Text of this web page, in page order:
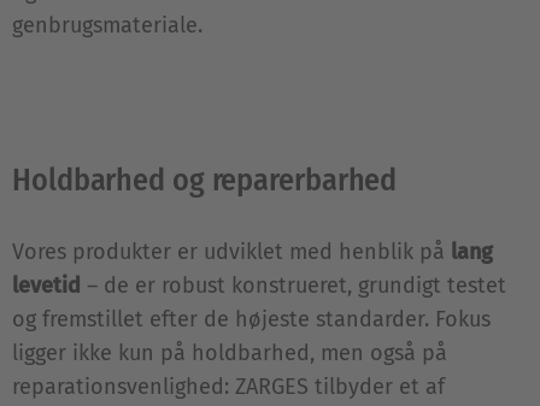
genbrugsmateriale.
Holdbarhed og reparerbarhed
Vores produkter er udviklet med henblik på lang
levetid – de er robust konstrueret, grundigt testet
og fremstillet efter de højeste standarder. Fokus
ligger ikke kun på holdbarhed, men også på
reparationsvenlighed: ZARGES tilbyder et af